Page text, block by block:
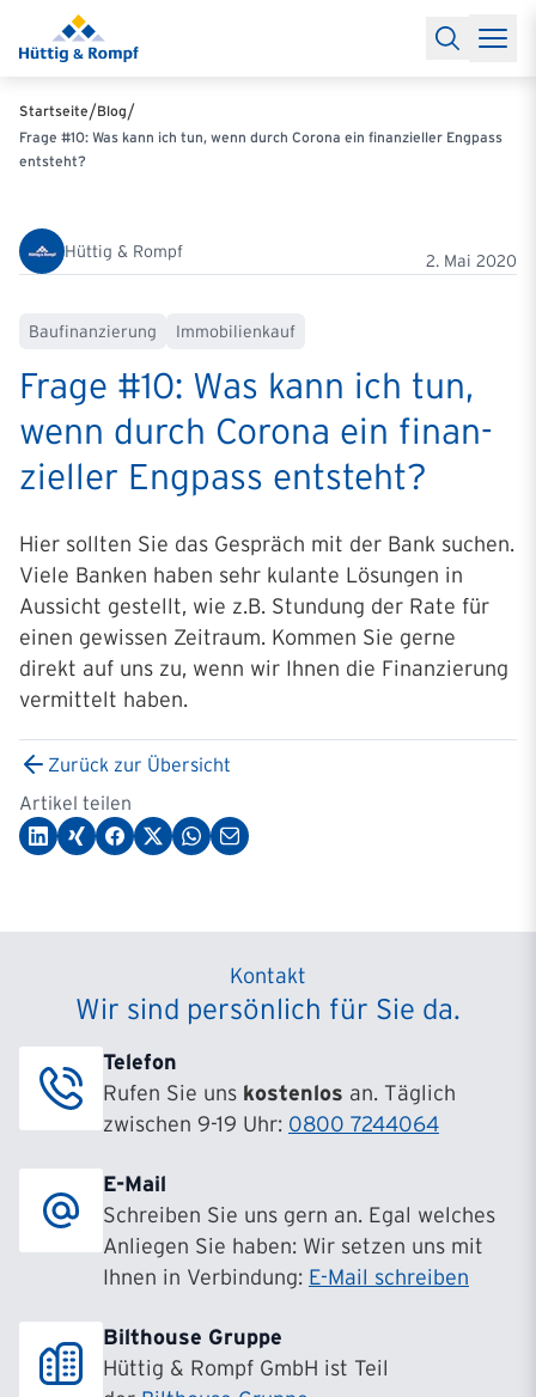
Baufinanzierung
RechnerBaufinanzierungsrechner
Anschlussfinanzierung
Partnerschaft
Partner werden
ReportsKäuferprofile 2026 10 Jahre Städtevergleich
Charts & Rechner
Startseite/Blog/
Frage #10: Was kann ich tun, wenn durch Corona ein finanzieller Engpass
entsteht?
Hüttig & Rompf 2. Mai 2020
Baufinanzierung Immobilienkauf
Frage #10: Was kann ich tun,
wenn durch Corona ein finan­
zi­eller Engpass entsteht?
Hier sollten Sie das Gespräch mit der Bank suchen.
Viele Banken haben sehr kulante Lösungen in
Aussicht gestellt, wie z.B. Stundung der Rate für
einen gewissen Zeitraum. Kommen Sie gerne
direkt auf uns zu, wenn wir Ihnen die Finanzierung
vermittelt haben.
Zurück zur Übersicht
Artikel teilen
Kontakt
Wir sind persönlich für Sie da.
Telefon
Rufen Sie uns kostenlos an. Täglich
zwischen 9-19 Uhr: 0800 7244064
E-Mail
Schreiben Sie uns gern an. Egal welches
Anliegen Sie haben: Wir setzen uns mit
Ihnen in Verbindung: E-Mail schreiben
Bilthouse Gruppe
Hüttig & Rompf GmbH ist Teil